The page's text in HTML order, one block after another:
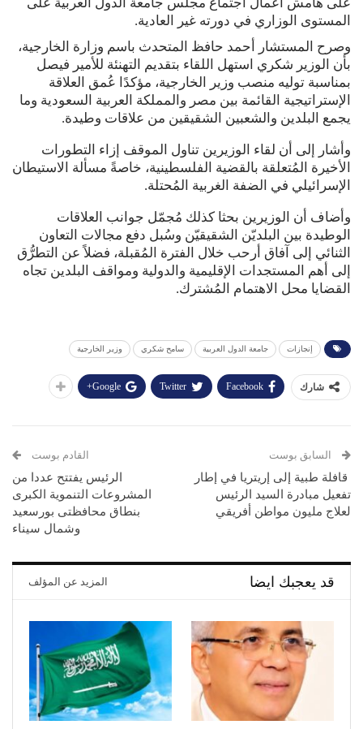
المستوى الوزاري في دورته غير العادية.
وصرح المستشار أحمد حافظ المتحدث باسم وزارة الخارجية،
بأن الوزير شكري استهل اللقاء بتقديم التهنئة للأمير فيصل
بمناسبة توليه منصب وزير الخارجية، مؤكدًا عُمق العلاقة
الإستراتيجية القائمة بين مصر والمملكة العربية السعودية وما
يجمع البلدين والشعبين الشقيقين من علاقات وطيدة.
وأشار إلى أن لقاء الوزيرين تناول الموقف إزاء التطورات
الأخيرة المُتعلقة بالقضية الفلسطينية، خاصةً مسألة الاستيطان
الإسرائيلي في الضفة الغربية المُحتلة.
وأضاف أن الوزيرين بحثا كذلك مُجمّل جوانب العلاقات
الوطيدة بين البلديّن الشقيقيّن وسُبل دفع مجالات التعاون
الثنائي إلى آفاق أرحب خلال الفترة المُقبلة، فضلاً عن التطرُّق
إلى أهم المستجدات الإقليمية والدولية ومواقف البلدين تجاه
القضايا محل الاهتمام المُشترك.
إنجازات جامعة الدول العربية سامح شكري وزير الخارجية
شارك Facebook
Twitter
Google+
السابق بوست
قافلة طبية إلى إريتريا في إطار
تفعيل مبادرة السيد الرئيس
لعلاج مليون مواطن أفريقي
القادم بوست
الرئيس يفتتح عددا من
المشروعات التنموية الكبرى
بنطاق محافظتى بورسعيد
وشمال سيناء
قد يعجبك ايضا المزيد عن المؤلف